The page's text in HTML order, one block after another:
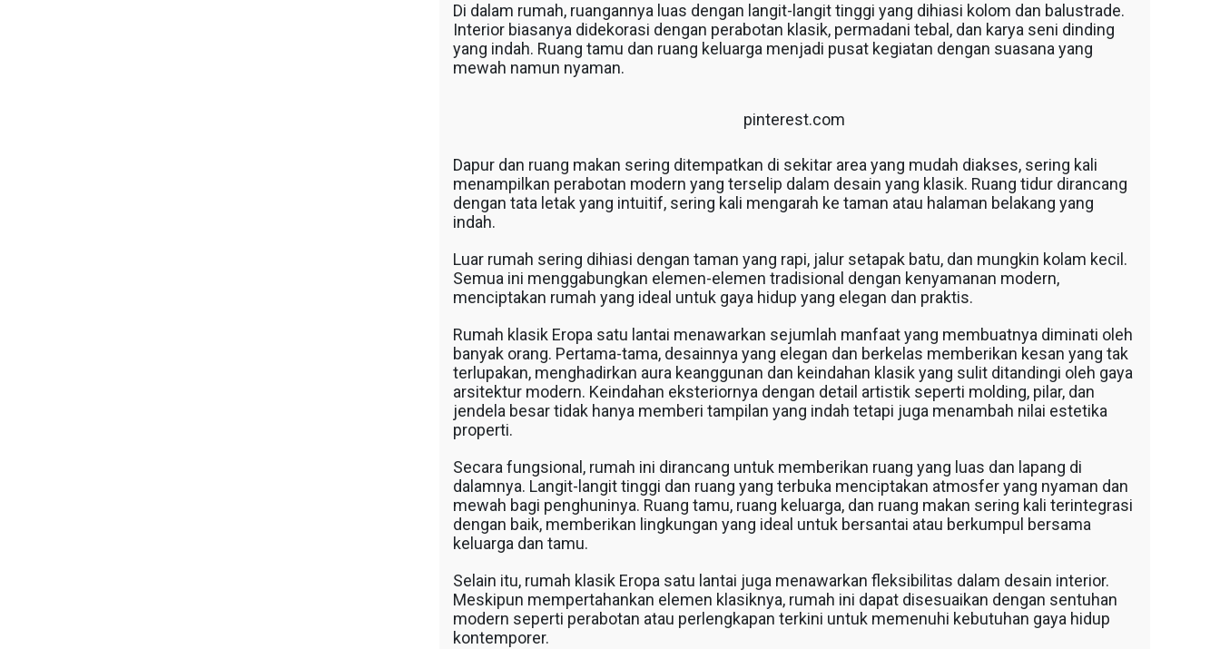
Di dalam rumah, ruangannya luas dengan langit-langit tinggi yang dihiasi kolom dan balustrade.
Interior biasanya didekorasi dengan perabotan klasik, permadani tebal, dan karya seni dinding
yang indah. Ruang tamu dan ruang keluarga menjadi pusat kegiatan dengan suasana yang
mewah namun nyaman.
pinterest.com
Dapur dan ruang makan sering ditempatkan di sekitar area yang mudah diakses, sering kali
menampilkan perabotan modern yang terselip dalam desain yang klasik. Ruang tidur dirancang
dengan tata letak yang intuitif, sering kali mengarah ke taman atau halaman belakang yang
indah.
Luar rumah sering dihiasi dengan taman yang rapi, jalur setapak batu, dan mungkin kolam kecil.
Semua ini menggabungkan elemen-elemen tradisional dengan kenyamanan modern,
menciptakan rumah yang ideal untuk gaya hidup yang elegan dan praktis.
Rumah klasik Eropa satu lantai menawarkan sejumlah manfaat yang membuatnya diminati oleh
banyak orang. Pertama-tama, desainnya yang elegan dan berkelas memberikan kesan yang tak
terlupakan, menghadirkan aura keanggunan dan keindahan klasik yang sulit ditandingi oleh gaya
arsitektur modern. Keindahan eksteriornya dengan detail artistik seperti molding, pilar, dan
jendela besar tidak hanya memberi tampilan yang indah tetapi juga menambah nilai estetika
properti.
Secara fungsional, rumah ini dirancang untuk memberikan ruang yang luas dan lapang di
dalamnya. Langit-langit tinggi dan ruang yang terbuka menciptakan atmosfer yang nyaman dan
mewah bagi penghuninya. Ruang tamu, ruang keluarga, dan ruang makan sering kali terintegrasi
dengan baik, memberikan lingkungan yang ideal untuk bersantai atau berkumpul bersama
keluarga dan tamu.
Selain itu, rumah klasik Eropa satu lantai juga menawarkan fleksibilitas dalam desain interior.
Meskipun mempertahankan elemen klasiknya, rumah ini dapat disesuaikan dengan sentuhan
modern seperti perabotan atau perlengkapan terkini untuk memenuhi kebutuhan gaya hidup
kontemporer.